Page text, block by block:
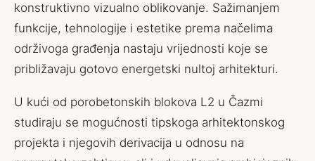
konstruktivno vizualno oblikovanje. Sažimanjem
funkcije, tehnologije i estetike prema načelima
održivoga građenja nastaju vrijednosti koje se
približavaju gotovo energetski nultoj arhitekturi.
U kući od porobetonskih blokova L2 u Čazmi
studiraju se mogućnosti tipskoga arhitektonskog
projekta i njegovih derivacija u odnosu na